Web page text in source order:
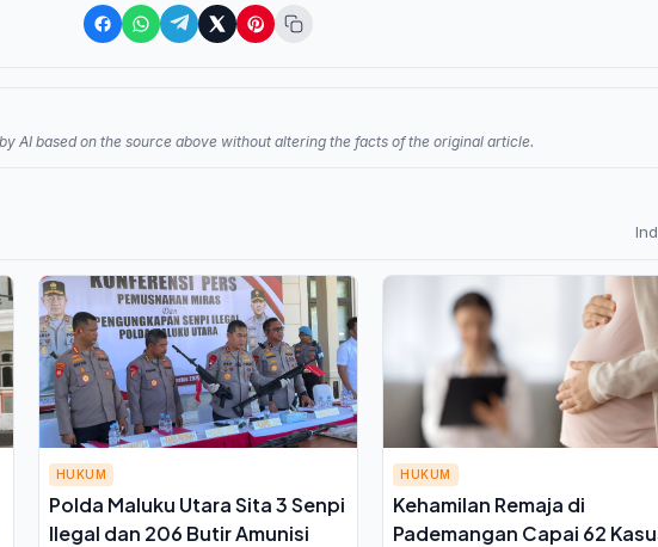
AI based on the source above without altering the facts of the original article.
HUKUM
Polda Maluku Utara Sita 3 Senpi
Ilegal dan 206 Butir Amunisi
HUKUM
Kehamilan Remaja di
Pademangan Capai 62